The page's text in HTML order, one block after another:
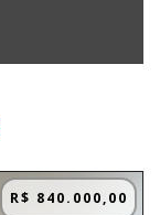
R$ 840.000,00